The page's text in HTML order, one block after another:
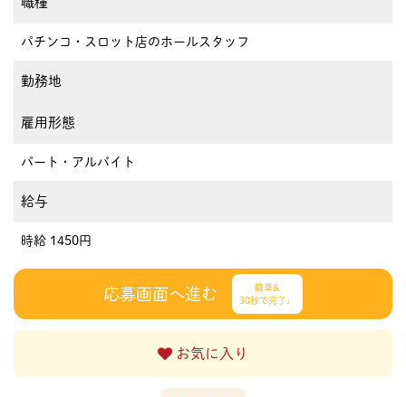
パチンコ・スロット店のホールスタッフ
勤務地
雇用形態
パート・アルバイト
給与
時給 1450円
応募画面へ進む
簡単&
30秒で完了♩
お気に入り